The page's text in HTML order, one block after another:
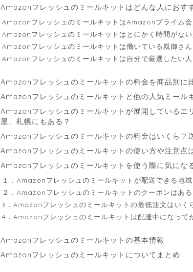
Amazonフレッシュのミールキットはどんな人におす
AmazonフレッシュのミールキットはAmazonプライム会
Amazonフレッシュのミールキットはとにかく時間がない
Amazonフレッシュのミールキットは働いている親御さん
Amazonフレッシュのミールキットは自分で厳選したい人
Amazonフレッシュのミールキットの料金を商品別に
Amazonフレッシュのミールキットと他の人気ミール
Amazonフレッシュのミールキットが展開しているエ
屋、札幌にもある？
Amazonフレッシュのミールキットの料金はいくら？
Amazonフレッシュのミールキットの使い方や注意点
Amazonフレッシュのミールキットを使う際に気にな
１．Amazonフレッシュのミールキットが配送できる地域
２．Amazonフレッシュのミールキットのクーポンはある
3．Amazonフレッシュのミールキットの最低注文はいく
4．Amazonフレッシュのミールキットは配達中になって
Amazonフレッシュのミールキットの基本情報
Amazonフレッシュのミールキットについてまとめ